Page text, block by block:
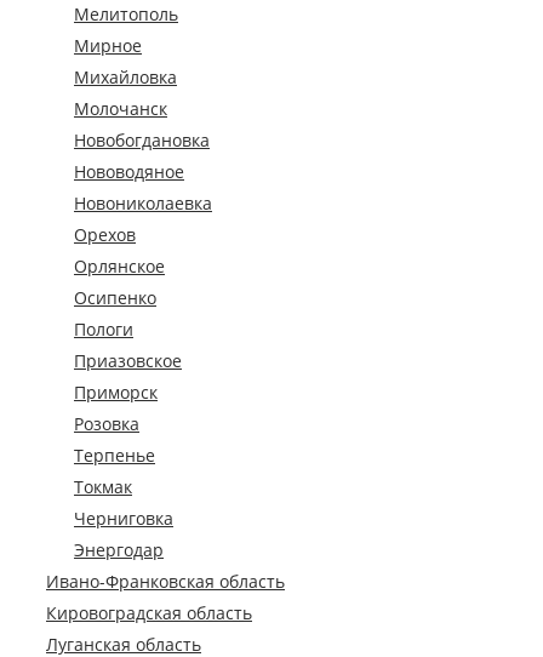
Мелитополь
Мирное
Михайловка
Молочанск
Новобогдановка
Нововодяное
Новониколаевка
Орехов
Орлянское
Осипенко
Пологи
Приазовское
Приморск
Розовка
Терпенье
Токмак
Черниговка
Энергодар
Ивано-Франковская область
Кировоградская область
Луганская область